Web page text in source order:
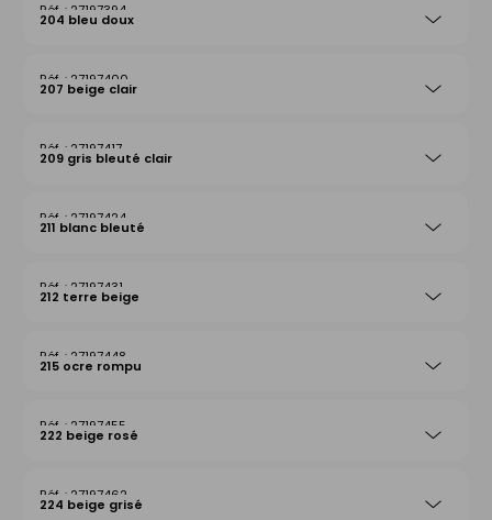
27197394
204 bleu doux
27197400
207 beige clair
27197417
209 gris bleuté clair
27197424
211 blanc bleuté
27197431
212 terre beige
27197448
215 ocre rompu
27197455
222 beige rosé
27197462
224 beige grisé